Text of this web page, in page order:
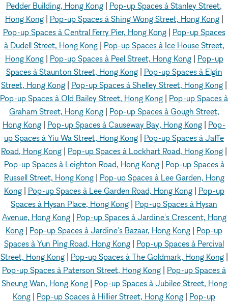
Pedder Building, Hong Kong
Pop-up Spaces à Stanley Street,
Hong Kong| Pop-up Spaces à Shing Wong Street, Hong Kong|
Pop-up Spaces à Central Ferry Pier, Hong Kong| Pop-up Spaces
à Dudell Street, Hong Kong| Pop-up Spaces à Ice House Street,
Hong Kong| Pop-up Spaces à Peel Street, Hong Kong| Pop-up
Spaces à Staunton Street, Hong Kong| Pop-up Spaces à Elgin
Street, Hong Kong
Pop-up Spaces à Shelley Street, Hong Kong
Pop-up Spaces à Old Bailey Street, Hong Kong
Pop-up Spaces à
Graham Street, Hong Kong| Pop-up Spaces à Gough Street,
Hong Kong
Pop-up Spaces à Causeway Bay, Hong Kong
Pop-
up Spaces à Yiu Wa Street, Hong Kong
Pop-up Spaces à Jaffe
Road, Hong Kong
Pop-up Spaces à Lockhart Road, Hong Kong
Pop-up Spaces à Leighton Road, Hong Kong| Pop-up Spaces à
Russell Street, Hong Kong| Pop-up Spaces à Lee Garden, Hong
Kong| Pop-up Spaces à Lee Garden Road, Hong Kong| Pop-up
Spaces à Hysan Place, Hong Kong
Pop-up Spaces à Hysan
Avenue, Hong Kong| Pop-up Spaces à Jardine's Crescent, Hong
Kong
Pop-up Spaces à Jardine's Bazaar, Hong Kong
Pop-up
Spaces à Yun Ping Road, Hong Kong
Pop-up Spaces à Percival
Street, Hong Kong| Pop-up Spaces à The Goldmark, Hong Kong|
Pop-up Spaces à Paterson Street, Hong Kong
Pop-up Spaces à
Sheung Wan, Hong Kong| Pop-up Spaces à Jubilee Street, Hong
Kong
Pop-up Spaces à Hillier Street, Hong Kong
Pop-up